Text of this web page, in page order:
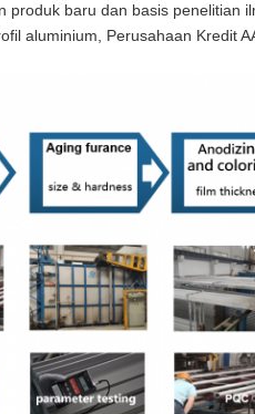
produk baru dan basis penelitian
aluminium, Perusahaan Kredit